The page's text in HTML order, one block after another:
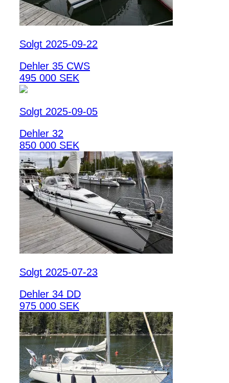
Solgt 2025-09-22
Dehler 35 CWS
495 000 SEK
Solgt 2025-09-05
Dehler 32
850 000 SEK
Solgt 2025-07-23
Dehler 34 DD
975 000 SEK